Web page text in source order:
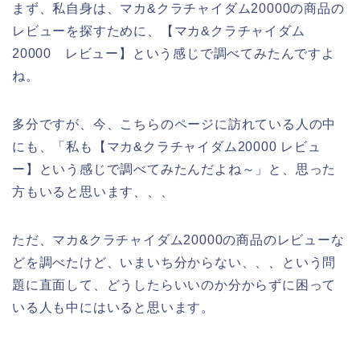
まず、私自身は、マカ&クラチャイダム20000の商品の
レビューを探すために、【マカ&クラチャイダム
20000 レビュー】という感じで調べてみたんですよ
ね。
多分ですが、今、こちらのページに訪れている人の中
にも、「私も【マカ&クラチャイダム20000 レビュ
ー】という感じで調べてみたんだよね～」と、思った
方もいると思います、、、
ただ、マカ&クラチャイダム20000の商品のレビューな
どを調べたけど、いまいち分からない、、、という問
題に直面して、どうしたらいいのか分からずに困って
いる人も中にはいると思います。